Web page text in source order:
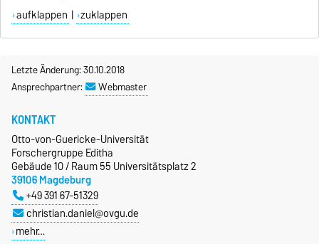
aufklappen | zuklappen
Letzte Änderung: 30.10.2018
Ansprechpartner:
Webmaster
KONTAKT
Otto-von-Guericke-Universität
Forschergruppe Editha
Gebäude 10 / Raum 55 Universitätsplatz 2
39106 Magdeburg
+49 391 67-51329
christian.daniel@ovgu.de
mehr…